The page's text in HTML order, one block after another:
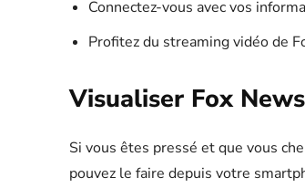
Connectez-vous avec vos
Profitez du streaming vidéo de
Visualiser Fox
Si vous êtes pressé et que vous
pouvez le faire depuis votre